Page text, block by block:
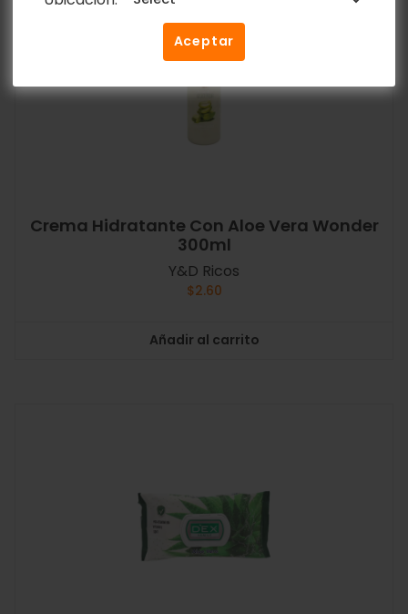
Aceptar
Crema Hidratante Con Aloe Vera Wonder
300ml
Y&D Ricos
$2.60
Añadir al carrito